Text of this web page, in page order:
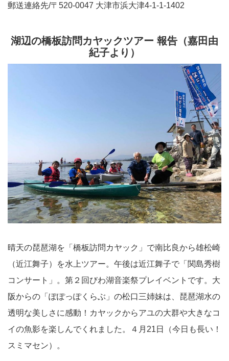
郵送連絡先/〒520-0047 大津市浜大津4-1-1-1402
湖辺の橋板訪問カヤックツアー 報告 （嘉田由
紀子より）
晴天の琵琶湖を「橋板訪問カヤック」で南比良から雄松崎
（近江舞子）を水上ツアー。午後は近江舞子で「関島秀樹
コンサート」。第２回びわ湖音楽祭プレイベントです。大
阪からの「ぽぽっぽくらぶ」の松口三姉妹は、琵琶湖水の
透明な美しさに感動！カヤックからアユの大群や大きなコ
イの魚影を楽しんでくれました。４月21日（今日も長い！
スミマセン）。